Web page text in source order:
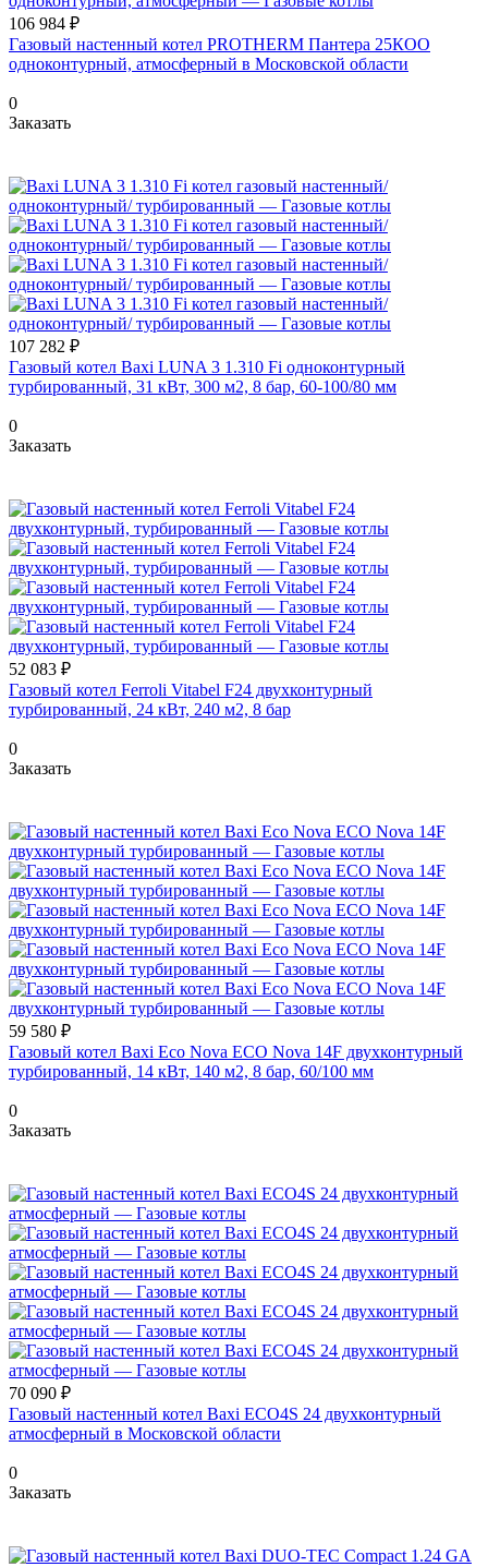
106 984 ₽
Газовый настенный котел PROTHERM Пантера 25КОО
одноконтурный, атмосферный в Московской области
0
Заказать
107 282 ₽
Газовый котел Baxi LUNA 3 1.310 Fi одноконтурный
турбированный, 31 кВт, 300 м2, 8 бар, 60-100/80 мм
0
Заказать
52 083 ₽
Газовый котел Ferroli Vitabel F24 двухконтурный
турбированный, 24 кВт, 240 м2, 8 бар
0
Заказать
59 580 ₽
Газовый котел Baxi Eco Nova ECO Nova 14F двухконтурный
турбированный, 14 кВт, 140 м2, 8 бар, 60/100 мм
0
Заказать
70 090 ₽
Газовый настенный котел Baxi ECO4S 24 двухконтурный
атмосферный в Московской области
0
Заказать